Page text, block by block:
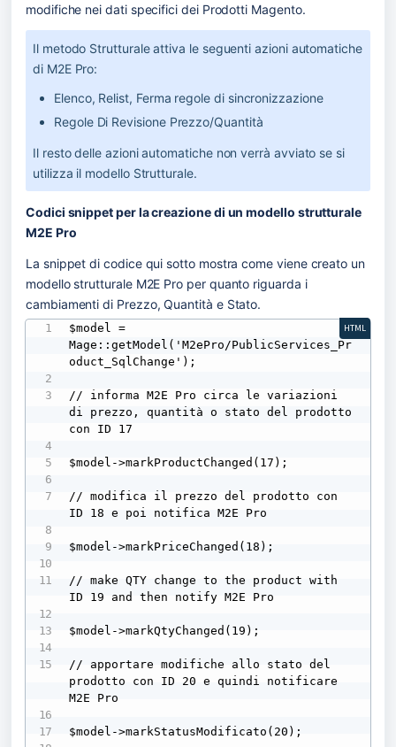
modifiche nei dati specifici dei Prodotti Magento.
Il metodo Strutturale attiva le seguenti azioni automatiche
di M2E Pro:
Elenco, Relist, Ferma regole di sincronizzazione
Regole Di Revisione Prezzo/Quantità
Il resto delle azioni automatiche non verrà avviato se si
utilizza il modello Strutturale.
Codici snippet per la creazione di un modello strutturale
M2E Pro
La snippet di codice qui sotto mostra come viene creato un
modello strutturale M2E Pro per quanto riguarda i
cambiamenti di Prezzo, Quantità e Stato.
$model =
Mage::getModel('M2ePro/PublicServices_Pr
oduct_SqlChange');
// informa M2E Pro circa le variazioni
di prezzo, quantità o stato del prodotto
con ID 17
$model->markProductChanged(17);
// modifica il prezzo del prodotto con
ID 18 e poi notifica M2E Pro
$model->markPriceChanged(18);
// make QTY change to the product with
ID 19 and then notify M2E Pro
$model->markQtyChanged(19);
// apportare modifiche allo stato del
prodotto con ID 20 e quindi notificare
M2E Pro
$model->markStatusModificato(20);
HTML